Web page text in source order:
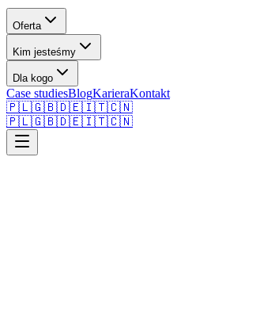
Oferta
Kim jesteśmy
Dla kogo
Case studiesBlogKarieraKontakt
🇵🇱🇬🇧🇩🇪🇮🇹🇨🇳
🇵🇱🇬🇧🇩🇪🇮🇹🇨🇳